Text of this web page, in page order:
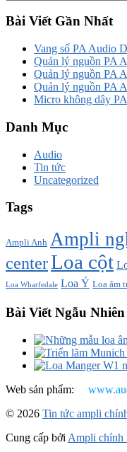
Bài Viết Gần Nhất
Vang số PA Audio
Quản lý nguồn PA
Quản lý nguồn PA
Quản lý nguồn PA
Micro không dây
Danh Mục
Audio
Tin tức
Uncategorized
Tags
Ampli Anh Ampli
centerLoa cột
Loa Wharfedale Loa Ý Loa âm
Bài Viết Ngẫu Nhiên
Web sản phẩm:
© 2026 Tin tức ampli
Cung cấp bởi Ampli chính